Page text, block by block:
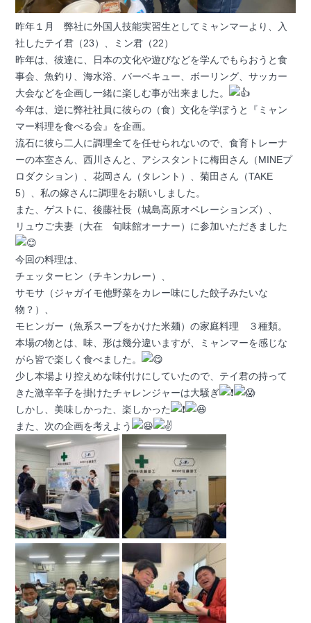
昨年１月 弊社に外国人技能実習生としてミャンマーより、入
社したテイ君（23）、ミン君（22）
昨年は、彼達に、日本の文化や遊びなどを学んでもらおうと食
事会、魚釣り、海水浴、バーベキュー、ボーリング、サッカー
大会などを企画し一緒に楽しむ事が出来ました。
今年は、逆に弊社社員に彼らの（食）文化を学ぼうと『ミャン
マー料理を食べる会』を企画。
流石に彼ら二人に調理全てを任せられないので、食育トレーナ
ーの本室さん、西川さんと、アシスタントに梅田さん（MINEプ
ロダクション）、花岡さん（タレント）、菊田さん（TAKE
5）、私の嫁さんに調理をお願いしました。
また、ゲストに、後藤社長（城島高原オペレーションズ）、
リュウご夫妻（大在 旬味館オーナー）に参加いただきました
今回の料理は、
チェッターヒン（チキンカレー）、
サモサ（ジャガイモ他野菜をカレー味にした餃子みたいな
物？）、
モヒンガー（魚系スープをかけた米麺）の家庭料理 ３種類。
本場の物とは、味、形は幾分違いますが、ミャンマーを感じな
がら皆で楽しく食べました。
少し本場より控えめな味付けにしていたので、テイ君の持って
きた激辛辛子を掛けたチャレンジャーは大騒ぎ
しかし、美味しかった、楽しかった
また、次の企画を考えよう